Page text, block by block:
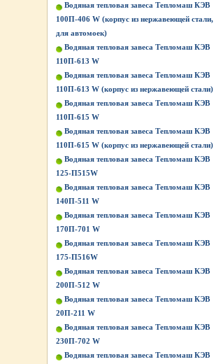
Водяная тепловая завеса Тепломаш КЭВ
100П-406 W (корпус из нержавеющей стали,
для автомоек)
Водяная тепловая завеса Тепломаш КЭВ
110П-613 W
Водяная тепловая завеса Тепломаш КЭВ
110П-613 W (корпус из нержавеющей стали)
Водяная тепловая завеса Тепломаш КЭВ
110П-615 W
Водяная тепловая завеса Тепломаш КЭВ
110П-615 W (корпус из нержавеющей стали)
Водяная тепловая завеса Тепломаш КЭВ
125-П515W
Водяная тепловая завеса Тепломаш КЭВ
140П-511 W
Водяная тепловая завеса Тепломаш КЭВ
170П-701 W
Водяная тепловая завеса Тепломаш КЭВ
175-П516W
Водяная тепловая завеса Тепломаш КЭВ
200П-512 W
Водяная тепловая завеса Тепломаш КЭВ
20П-211 W
Водяная тепловая завеса Тепломаш КЭВ
230П-702 W
Водяная тепловая завеса Тепломаш КЭВ